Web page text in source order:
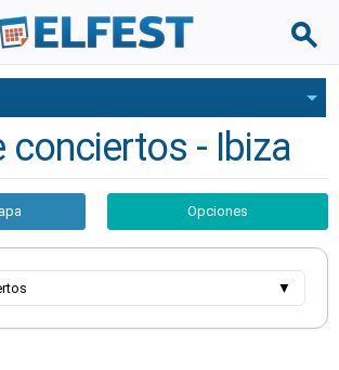
conciertos - Ibiza
Opciones
▼